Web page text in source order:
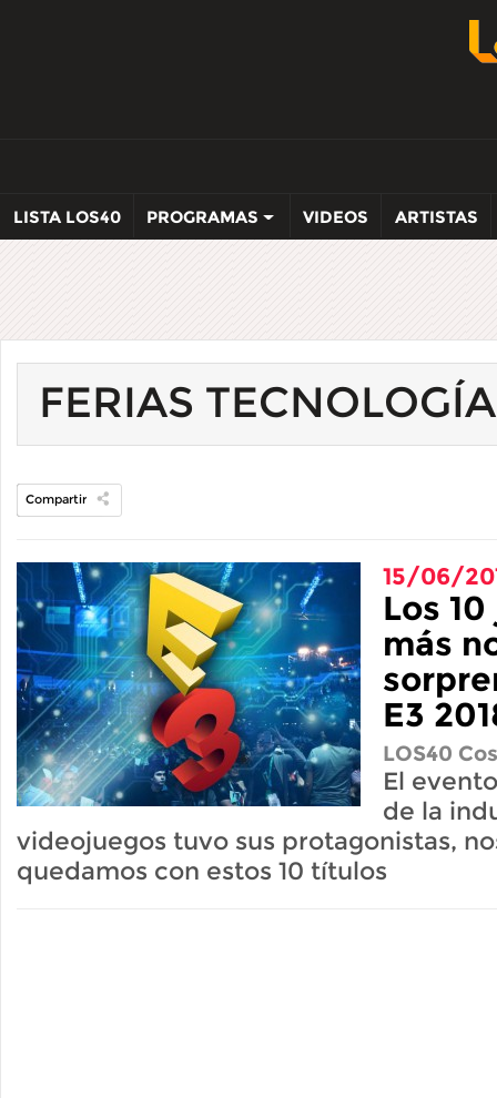
LISTA LOS40 PROGRAMAS VIDEOS ARTISTAS
FERIAS TECNOLOGÍA
Compartir
15/06/
Los
más
E3
LOS40
El
de la
videojuegos tuvo sus protagonistas,
quedamos con estos 10 títulos